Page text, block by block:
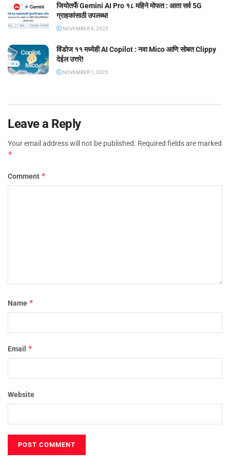
जियोतर्फे Gemini AI Pro १८ महिने मोफत : आता सर्व 5G
ग्राहकांसाठी उपलब्ध!
NOVEMBER 8, 2025
विंडोज ११ मध्येही AI Copilot : नवा Mico आणि सोबत Clippy
देईल उत्तरे!
NOVEMBER 1, 2025
Leave a Reply
Your email address will not be published. Required fields are marked
*
Comment *
Name *
Email *
Website